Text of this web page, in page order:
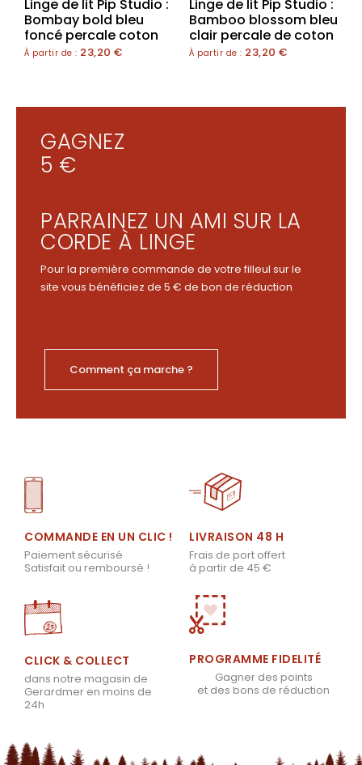
Linge de lit Pip Studio :
Bombay bold bleu
foncé percale coton
À partir de : 23,20 €
Linge de lit Pip Studio :
Bamboo blossom bleu
clair percale de coton
À partir de : 23,20 €
GAGNEZ
5 €
PARRAINEZ UN AMI SUR LA
CORDE À LINGE
Pour la première commande de votre filleul sur le
site vous bénéficiez de 5 € de bon de réduction
Comment ça marche ?
COMMANDE EN UN CLIC !
Paiement sécurisé
Satisfait ou remboursé !
LIVRAISON 48 H
Frais de port offert
à partir de 45 €
CLICK & COLLECT
dans notre magasin de
Gerardmer en moins de
24h
PROGRAMME FIDELITÉ
Gagner des points
et des bons de réduction